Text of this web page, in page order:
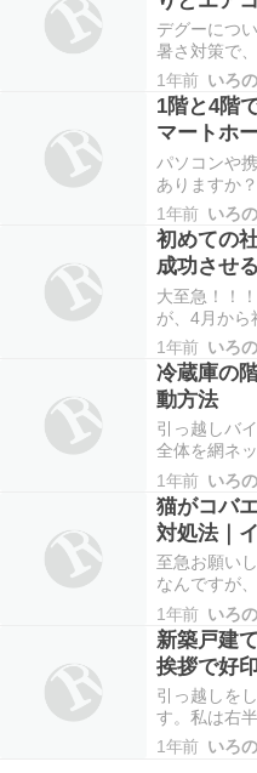
屋の温度を
が気になっ…
デグーにつ
暑さ対策で
窓を開け、
うにする)を
風機(デグー
湿器をつけ
1年前
1階と4階
マートホ
パソコンや
ありますか
ているんで
ですが1階に
に誰かが侵
な防犯カメ
ますか…
1年前
初めての
成功させ
大至急！！
が、4月から
りこれから
は3月21日に
問がありま
見つけ、21
②…
1年前
冷蔵庫の
動方法
引っ越しバ
全体を網ネ
段」で運ぶ
にし、立っ
て階段を使
下を2人ずつ
して向きを
1年前
猫がコバ
対処法｜
存
至急お願い
なんですが
コバエホイ
コバエホイ
なのでしょ
お願いしま
危険性 猫が
1年前
新築戸建
挨拶で好
引っ越しを
す。私は右
います。周
の準備、仕
1年前